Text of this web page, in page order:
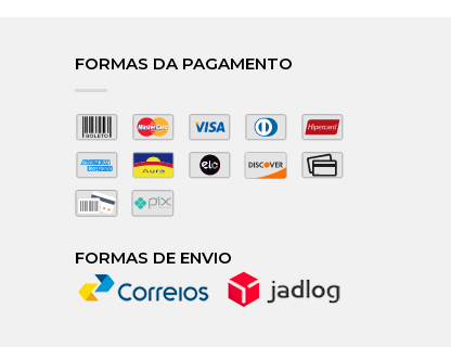
FORMAS DA PAGAMENTO
FORMAS DE ENVIO